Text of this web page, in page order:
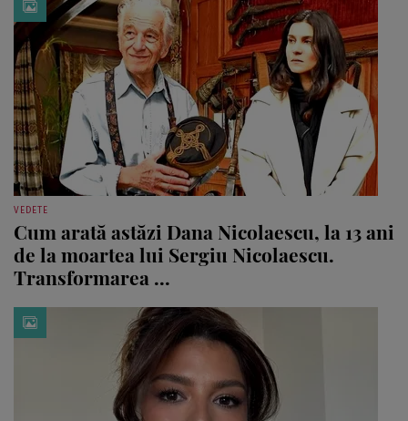
VEDETE
Cum arată astăzi Dana Nicolaescu, la 13 ani
de la moartea lui Sergiu Nicolaescu.
Transformarea ...